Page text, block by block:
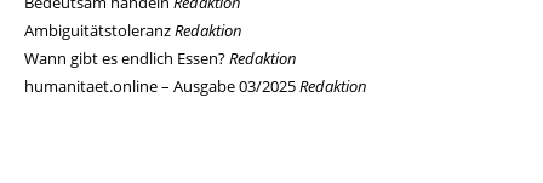
AmbiguitätstoleranzRedaktion
Wann gibt es endlich Essen?Redaktion
humanitaet.online – Ausgabe 03/2025Redaktion